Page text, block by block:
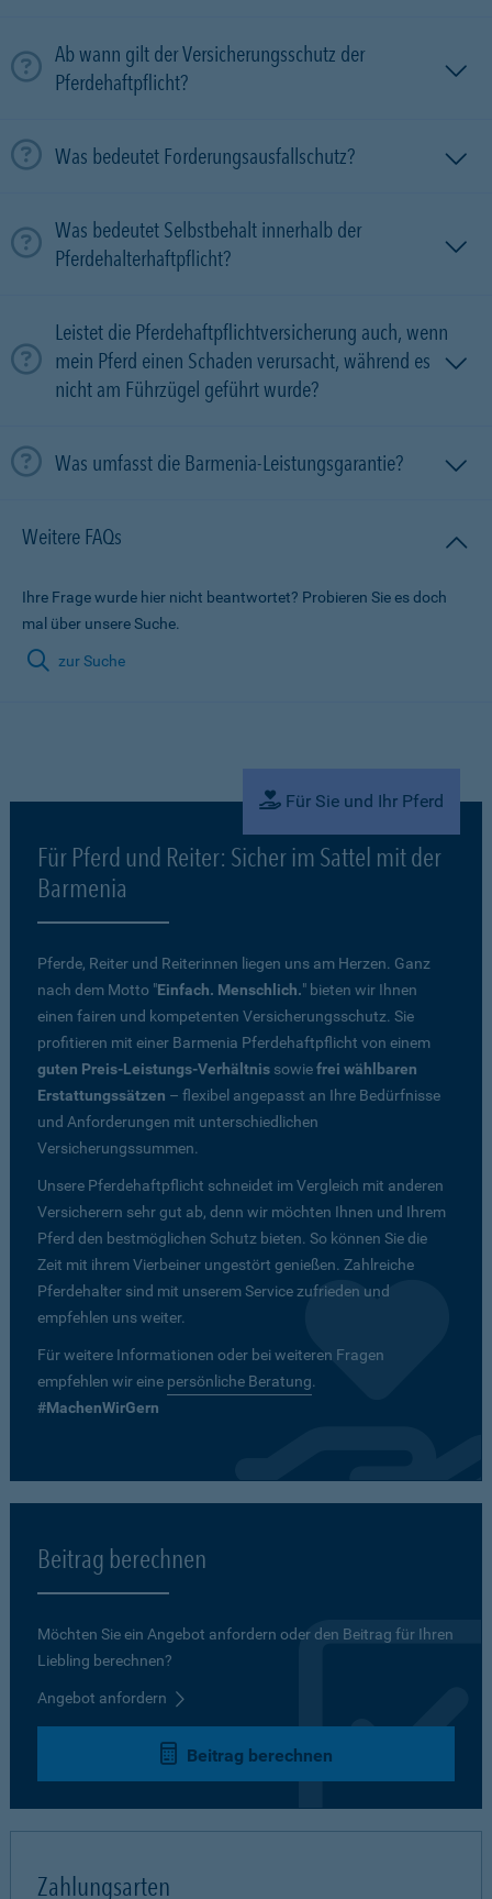
Ab wann gilt der Versicherungsschutz der
Pferdehaftpflicht?
Was bedeutet Forderungsausfallschutz?
Was bedeutet Selbstbehalt innerhalb der
Pferdehalterhaftpflicht?
Leistet die Pferdehaftpflichtversicherung auch, wenn
mein Pferd einen Schaden verursacht, während es
nicht am Führzügel geführt wurde?
Was umfasst die Barmenia-Leistungsgarantie?
Weitere FAQs
Ihre Frage wurde hier nicht beantwortet? Probieren Sie es doch
mal über unsere Suche.
zur Suche
Für Sie und Ihr Pferd
Für Pferd und Reiter: Sicher im Sattel mit der
Barmenia
Pferde, Reiter und Reiterinnen liegen uns am Herzen. Ganz
nach dem Motto "Einfach. Menschlich." bieten wir Ihnen
einen fairen und kompetenten Versicherungsschutz. Sie
profitieren mit einer Barmenia Pferdehaftpflicht von einem
guten Preis-Leistungs-Verhältnis sowiefrei wählbaren
Erstattungssätzen – flexibel angepasst an Ihre Bedürfnisse
und Anforderungen mit unterschiedlichen
Versicherungssummen.
Unsere Pferdehaftpflicht schneidet im Vergleich mit anderen
Versicherern sehr gut ab, denn wir möchten Ihnen und Ihrem
Pferd den bestmöglichen Schutz bieten. So können Sie die
Zeit mit ihrem Vierbeiner ungestört genießen. Zahlreiche
Pferdehalter sind mit unserem Service zufrieden und
empfehlen uns weiter.
Für weitere Informationen oder bei weiteren Fragen
empfehlen wir eine persönliche Beratung.
#MachenWirGern
Beitrag berechnen
Möchten Sie ein Angebot anfordern oder den Beitrag für Ihren
Liebling berechnen?
Angebot anfordern
Beitrag berechnen
Zahlungsarten